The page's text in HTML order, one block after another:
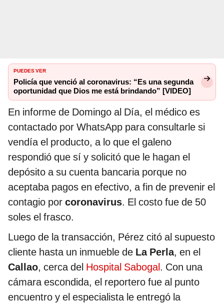
PUEDES VER
Policía que venció al coronavirus: “Es una segunda
oportunidad que Dios me está brindando” [VIDEO]
En informe de Domingo al Día, el médico es
contactado por WhatsApp para consultarle si
vendía el producto, a lo que el galeno
respondió que sí y solicitó que le hagan el
depósito a su cuenta bancaria porque no
aceptaba pagos en efectivo, a fin de prevenir el
contagio por coronavirus. El costo fue de 50
soles el frasco.
Luego de la transacción, Pérez citó al supuesto
cliente hasta un inmueble de La Perla, en el
Callao, cerca del Hospital Sabogal. Con una
cámara escondida, el reportero fue al punto
encuentro y el especialista le entregó la